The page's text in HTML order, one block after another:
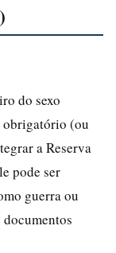
do sexo
(ou
a Reserva
pode ser
guerra ou
documentos